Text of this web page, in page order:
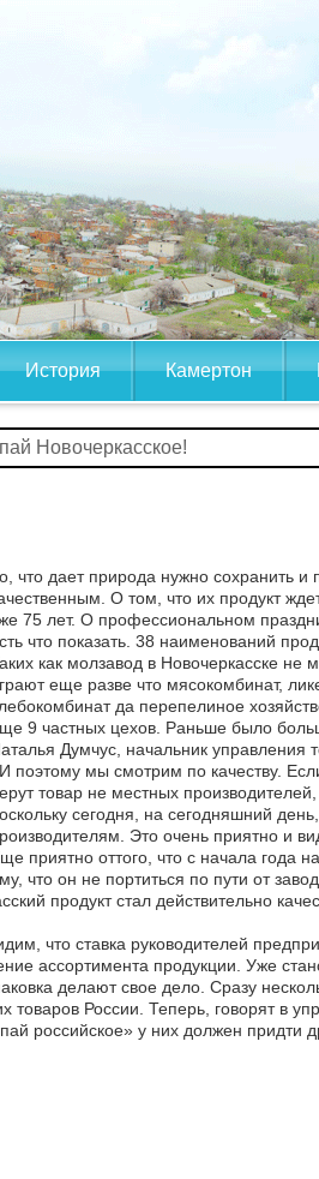
История Камертон
Новочеркасское!
что дает природа нужно сохранить
О том, что их продукт
75 лет. О профессиональном
что показать. 38 наименований
как молзавод в Новочеркасске
еще разве что мясокомбинат,
да перепелиное
9 частных цехов. Раньше было
Думчус, начальник управления
поэтому мы смотрим по качеству.
товар не местных
сегодня, на сегодняшний
Это очень приятно и
приятно оттого, что с начала года
что он не портиться по пути от
продукт стал действительно
что ставка руководителей
ассортимента продукции. Уже
делают свое дело. Сразу
России. Теперь, говорят в
российское» у них должен придти